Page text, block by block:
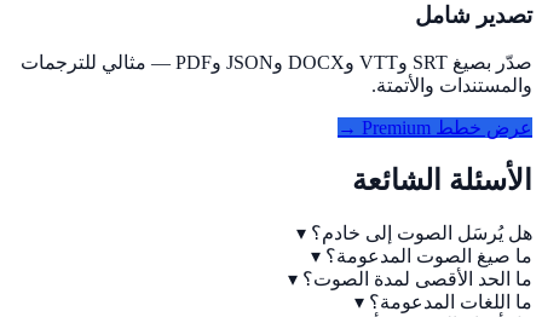
تصدير شامل
صدّر بصيغ SRT وVTT وDOCX وJSON وPDF — مثالي للترجمات
والمستندات والأتمتة.
عرض خطط Premium →
الأسئلة الشائعة
هل يُرسَل الصوت إلى خادم؟ ▾
ما صيغ الصوت المدعومة؟ ▾
ما الحد الأقصى لمدة الصوت؟ ▾
ما اللغات المدعومة؟ ▾